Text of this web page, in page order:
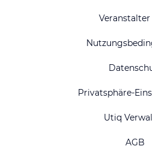
Veranstalter
Privatsphäre-
Utiq
AGB